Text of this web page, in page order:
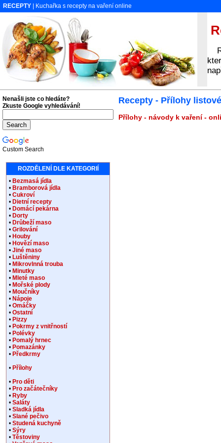
RECEPTY | Kuchařka s recepty na vaření online
Recepty - Přílohy
Přílohy - návody k vaření -
Nenašli jste co hledáte?
Zkuste Google vyhledávání!
Custom Search
ROZDĚLENÍ DLE KATEGORIÍ
• Bezmasá jídla
• Bramborová jídla
• Cukroví
• Dietní recepty
• Domácí pekárna
• Dorty
• Drůbeží maso
• Grilování
• Houby
• Hovězí maso
• Jiné maso
• Luštěniny
• Mikrovlnná trouba
• Minutky
• Mleté maso
• Mořské plody
• Moučníky
• Nápoje
• Omáčky
• Ostatní
• Pizzy
• Pokrmy z vnitřností
• Polévky
• Pomalý hrnec
• Pomazánky
• Předkrmy
• Přílohy
• Pro děti
• Pro začátečníky
• Ryby
• Saláty
• Sladká jídla
• Slané pečivo
• Studená kuchyně
• Sýry
• Těstoviny